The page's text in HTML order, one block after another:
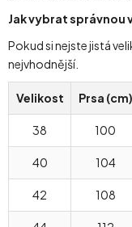
Jak vybrat správnou
Pokud si nejste jistá
nejvhodnější.
Velikost Prsa (cm)
38 100
40 104
42 108